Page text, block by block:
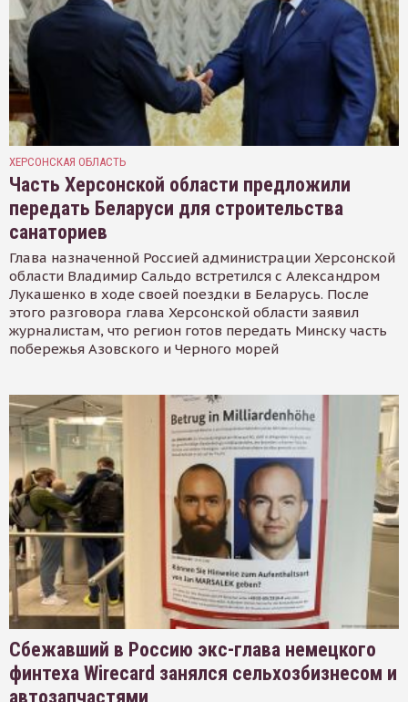
ХЕРСОНСКАЯ ОБЛАСТЬ
Часть Херсонской области предложили
передать Беларуси для строительства
санаториев
Глава назначенной Россией администрации Херсонской
области Владимир Сальдо встретился с Александром
Лукашенко в ходе своей поездки в Беларусь. После
этого разговора глава Херсонской области заявил
журналистам, что регион готов передать Минску часть
побережья Азовского и Черного морей
Сбежавший в Россию экс-глава немецкого
финтеха Wirecard занялся сельхозбизнесом и
автозапчастями